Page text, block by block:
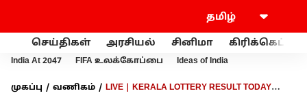
செய்திகள் அரசியல் சினிமா கிரிக்கெட்
India At 2047 FIFA உலக்கோப்பை Ideas of India
முகப்பு வணிகம்
LIVE | KERALA LOTTERY RESULT TODAY